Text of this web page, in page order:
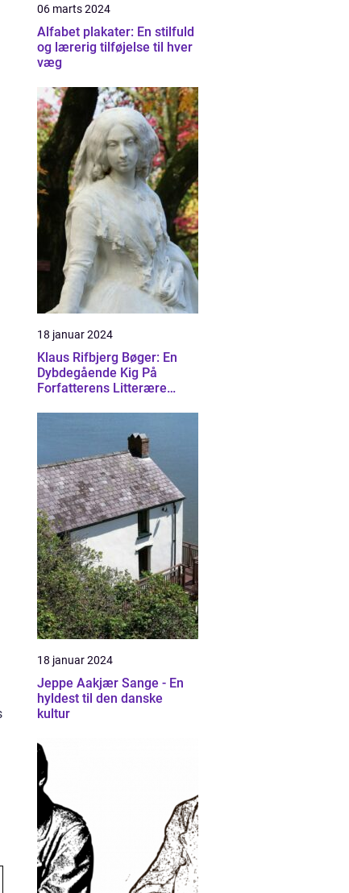
06 marts 2024
Alfabet plakater: En stilfuld
og lærerig tilføjelse til hver
væg
18 januar 2024
Klaus Rifbjerg Bøger: En
Dybdegående Kig På
Forfatterens Litterære
18 januar 2024
Jeppe Aakjær Sange - En
hyldest til den danske
kultur